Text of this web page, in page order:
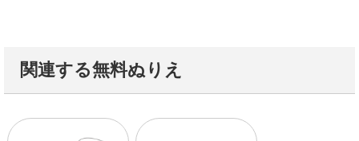
関連する無料ぬりえ